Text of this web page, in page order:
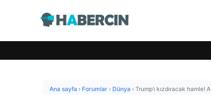
Ana sayfa › Forumlar › Dünya › Trump’ı kızdıracak hamle!